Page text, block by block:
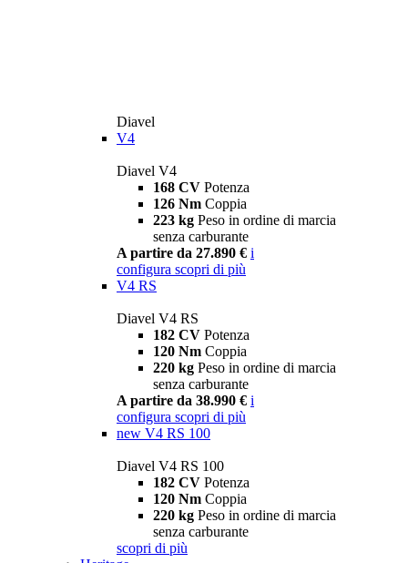
Diavel
V4
Diavel V4
168 CV Potenza
126 Nm Coppia
223 kg Peso in ordine di marcia
senza carburante
A partire da 27.890 € i
configura scopri di più
V4 RS
Diavel V4 RS
182 CV Potenza
120 Nm Coppia
220 kg Peso in ordine di marcia
senza carburante
A partire da 38.990 € i
configura scopri di più
new V4 RS 100
Diavel V4 RS 100
182 CV Potenza
120 Nm Coppia
220 kg Peso in ordine di marcia
senza carburante
scopri di più